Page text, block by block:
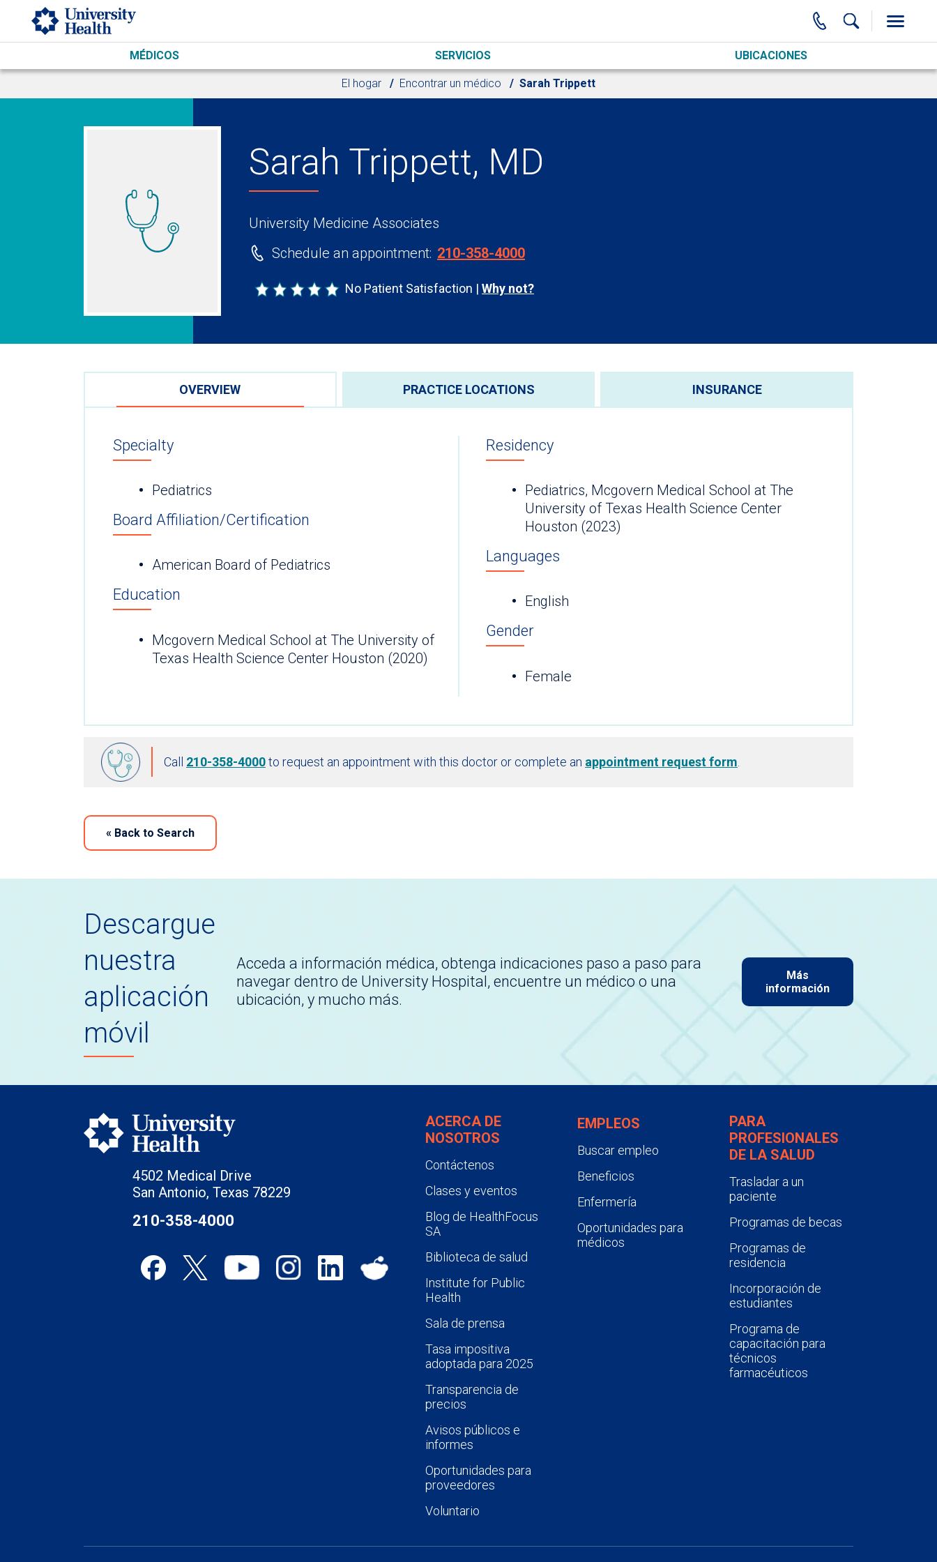
Skip to main content
MÉDICOS SERVICIOS UBICACIONES
El hogar Encontrar un médico Sarah Trippett
Sarah Trippett, MD
University Medicine Associates
Schedule an appointment: 210-358-4000
No Patient Satisfaction Why not?
OVERVIEW PRACTICE LOCATIONS INSURANCE
Specialty
Pediatrics
Board Affiliation/Certification
American Board of Pediatrics
Education
Mcgovern Medical School at The University of
Texas Health Science Center Houston (2020)
Residency
Pediatrics, Mcgovern Medical School at The
University of Texas Health Science Center
Houston (2023)
Languages
English
Gender
Female
Call 210-358-4000to request an appointment with this doctor or complete an appointment request form
« Back to Search
Descargue
nuestra
aplicación
móvil
Acceda a información médica, obtenga indicaciones paso a paso para
navegar dentro de University Hospital, encuentre un médico o una
ubicación, y mucho más.
Más
información
4502 Medical Drive
San Antonio, Texas 78229
210-358-4000
ACERCA DE
NOSOTROS
Contáctenos
Clases y eventos
Blog de HealthFocus
SA
Biblioteca de salud
Institute for Public
Health
Sala de prensa
Tasa impositiva
adoptada para 2025
Transparencia de
precios
Avisos públicos e
informes
Oportunidades para
proveedores
Voluntario
EMPLEOS
Buscar empleo
Beneficios
Enfermería
Oportunidades para
médicos
PARA
PROFESIONALES
DE LA SALUD
Trasladar a un
paciente
Programas de becas
Programas de
residencia
Incorporación de
estudiantes
Programa de
capacitación para
técnicos
farmacéuticos